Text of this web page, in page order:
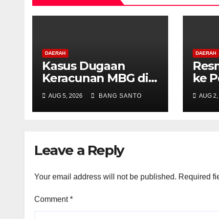
DAERAH
Kasus Dugaan
Keracunan MBG di
Depapre Jayapura,
Aktivis Papua Minta
Operasional Dapur
Menyeluruh
AUG 5, 2026 BANG SANTO
DAERAH
ke
AUG
Leave a Reply
Your email address will not be published. Required
Comment*